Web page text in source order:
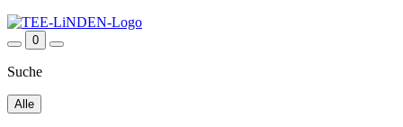
0
Suche
Alle